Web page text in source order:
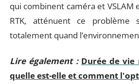
qui combinent caméra et VSLAM
RTK, atténuent ce problème
totalement quand
Lire également : Durée de vie
quelle est-elle et comment